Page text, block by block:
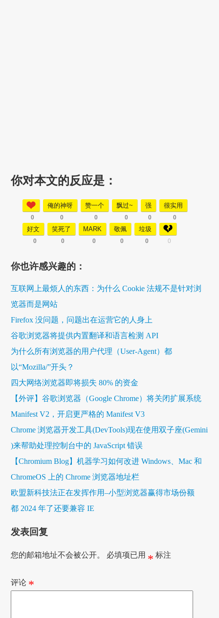
你对本文的反应是：
0
俺的神呀
0
赞一个
0
飘过~
0
强
0
很实用
0
好文
0
笑死了
0
MARK
0
敬佩
0
垃圾
0 0
你也许感兴趣的：
互联网上最烦人的东西：为什么 Cookie 法规不是针对浏
览器而是网站
Firefox 没问题，问题出在运营它的人身上
谷歌浏览器将提供内置翻译和语言检测 API
为什么所有浏览器的用户代理（User-Agent）都
以“Mozilla/”开头？
四大网络浏览器即将损失 80% 的资金
【外评】谷歌浏览器（Google Chrome）将关闭扩展系统
Manifest V2，开启更严格的 Manifest V3
Chrome 浏览器开发工具(DevTools)现在使用双子座(Gemini
)来帮助处理控制台中的 JavaScript 错误
【Chromium Blog】机器学习如何改进 Windows、Mac 和
ChromeOS 上的 Chrome 浏览器地址栏
欧盟新科技法正在发挥作用–小型浏览器赢得市场份额
都 2024 年了还要兼容 IE
发表回复
您的邮箱地址不会被公开。 必填项已用 * 标注
评论 *